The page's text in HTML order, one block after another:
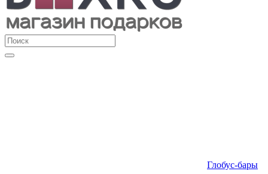
Глобус-бары